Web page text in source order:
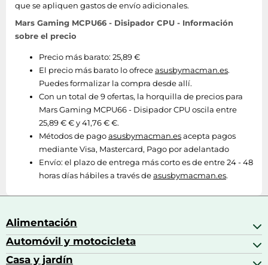
que se apliquen gastos de envío adicionales.
Mars Gaming MCPU66 - Disipador CPU - Información
sobre el precio
Precio más barato: 25,89 €
El precio más barato lo ofreceasusbymacman.es.
Puedes formalizar la compra desde allí.
Con un total de 9 ofertas, la horquilla de precios para
Mars Gaming MCPU66 - Disipador CPU oscila entre
25,89 € € y 41,76 € €.
Métodos de pagoasusbymacman.esacepta pagos
mediante Visa, Mastercard, Pago por adelantado
Envío: el plazo de entrega más corto es de entre 24 - 48
horas días hábiles a través deasusbymacman.es.
Alimentación
Bebidas
Bebidas espirituosas
Automóvil y motocicleta
Accesorios para coche
Casa y jardín